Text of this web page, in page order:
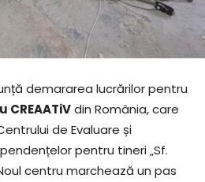
demararea lucrărilor pentru
CREAATiVdin România, care
de Evaluare și
pentru tineri „Sf.
centru marchează un pas